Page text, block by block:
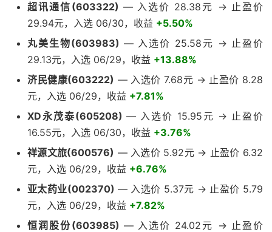
超讯通信(603322) — 入选价 28.38元 → 止盈价
29.94元，入选 06/30，收益 +5.50%
丸美生物(603983) — 入选价 25.58元 → 止盈价
29.13元，入选 06/29，收益 +13.88%
济民健康(603222) — 入选价 7.68元 → 止盈价 8.28
元，入选 06/29，收益 +7.81%
XD永茂泰(605208) — 入选价 15.95元 → 止盈价
16.55元，入选 06/30，收益 +3.76%
祥源文旅(600576) — 入选价 5.92元 → 止盈价 6.32
元，入选 06/29，收益 +6.76%
亚太药业(002370) — 入选价 5.37元 → 止盈价 5.79
元，入选 06/29，收益 +7.82%
恒润股份(603985) — 入选价 24.02元 → 止盈价